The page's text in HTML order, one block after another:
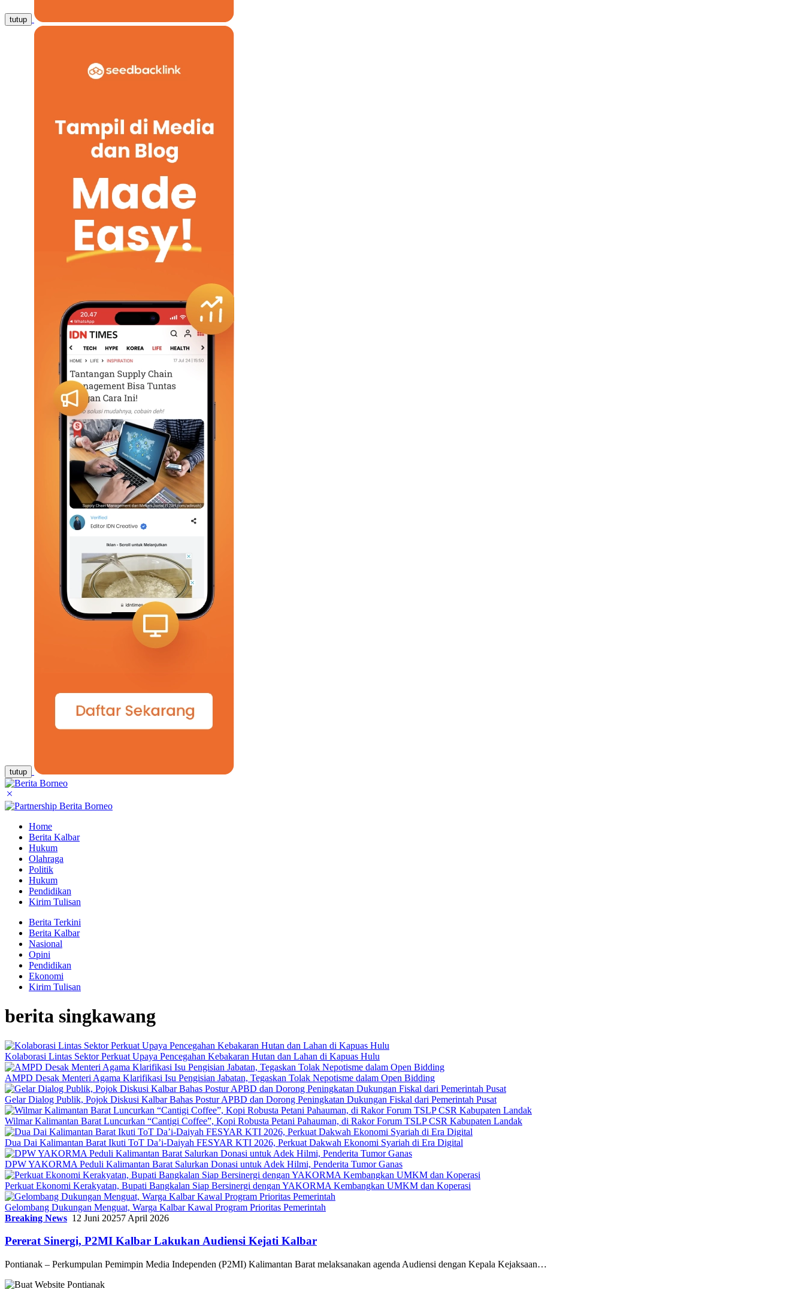
tutup
tutup
Home
Berita Kalbar
Hukum
Olahraga
Politik
Hukum
Pendidikan
Kirim Tulisan
Berita Terkini
Berita Kalbar
Nasional
Opini
Pendidikan
Ekonomi
Kirim Tulisan
berita singkawang
Kolaborasi Lintas Sektor Perkuat Upaya Pencegahan Kebakaran Hutan dan Lahan di Kapuas Hulu
AMPD Desak Menteri Agama Klarifikasi Isu Pengisian Jabatan, Tegaskan Tolak Nepotisme dalam Open Bidding
Gelar Dialog Publik, Pojok Diskusi Kalbar Bahas Postur APBD dan Dorong Peningkatan Dukungan Fiskal dari Pemerintah Pusat
Wilmar Kalimantan Barat Luncurkan “Cantigi Coffee”, Kopi Robusta Petani Pahauman, di Rakor Forum TSLP CSR Kabupaten Landak
Dua Dai Kalimantan Barat Ikuti ToT Da’i-Daiyah FESYAR KTI 2026, Perkuat Dakwah Ekonomi Syariah di Era Digital
DPW YAKORMA Peduli Kalimantan Barat Salurkan Donasi untuk Adek Hilmi, Penderita Tumor Ganas
Perkuat Ekonomi Kerakyatan, Bupati Bangkalan Siap Bersinergi dengan YAKORMA Kembangkan UMKM dan Koperasi
Gelombang Dukungan Menguat, Warga Kalbar Kawal Program Prioritas Pemerintah
Breaking News 12 Juni 20257 April 2026
Pererat Sinergi, P2MI Kalbar Lakukan Audiensi Kejati Kalbar
Pontianak – Perkumpulan Pemimpin Media Independen (P2MI) Kalimantan Barat melaksanakan agenda Audiensi dengan Kepala Kejaksaan…